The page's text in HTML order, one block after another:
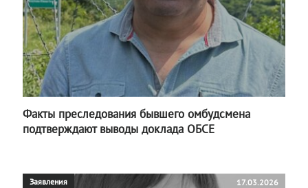
Факты преследования бывшего омбудсмена
подтверждают выводы доклада ОБСЕ
Заявления 17.03.2026